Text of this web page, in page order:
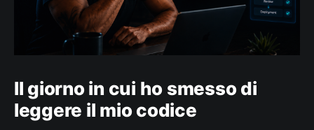
Il giorno in cui ho smesso di
leggere il mio codice